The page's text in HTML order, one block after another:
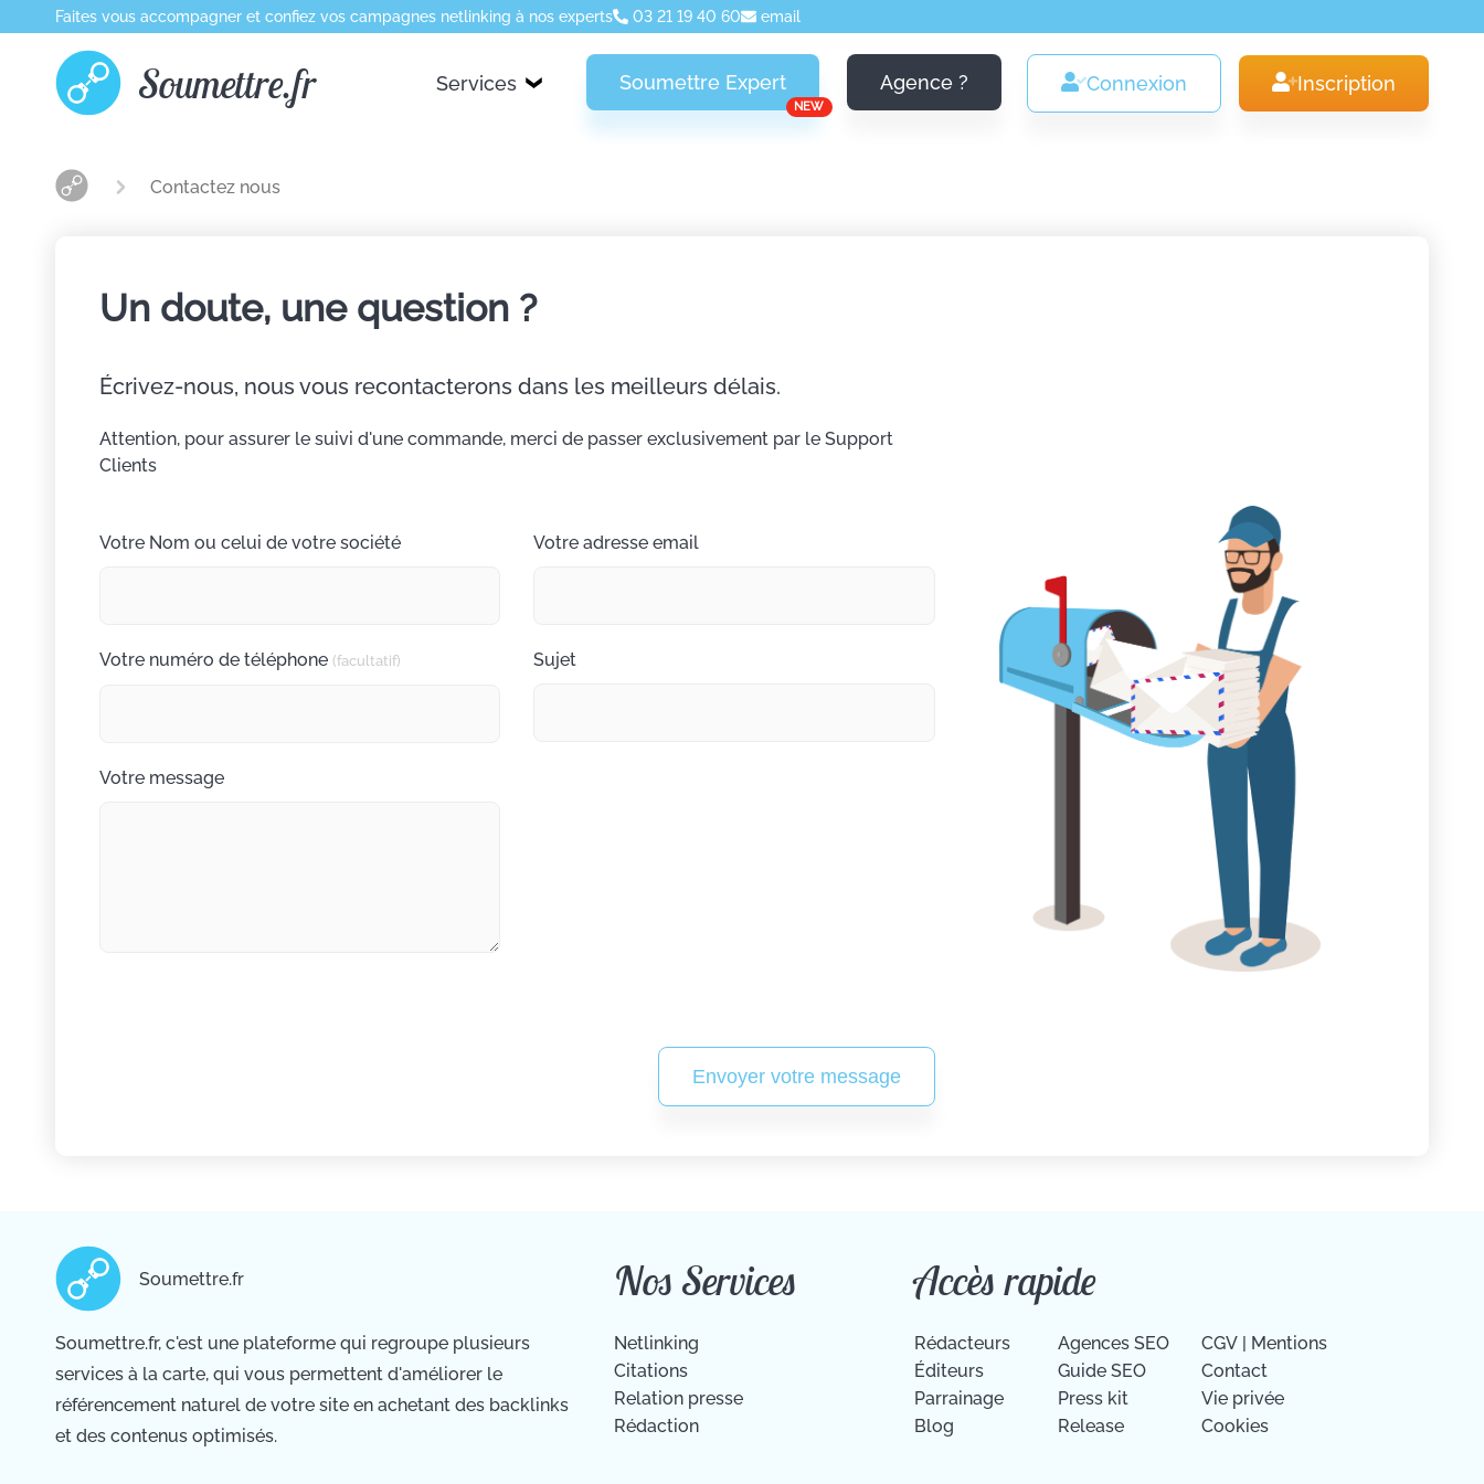
Faites vous accompagner et confiez vos campagnes netlinking à nos experts 03 21 19 40 60 email
Soumettre.fr Services Soumettre Expert
NEW
Agence ? Connexion Inscription
Contactez nous
Un doute, une question ?
Écrivez-nous, nous vous recontacterons dans les meilleurs délais.
Attention, pour assurer le suivi d'une commande, merci de passer exclusivement par le Support
Clients
Votre Nom ou celui de votre société Votre adresse email
Votre numéro de téléphone (facultatif) Sujet
Votre message
Envoyer votre message
Soumettre.fr
Soumettre.fr, c'est une plateforme qui regroupe plusieurs
services à la carte, qui vous permettent d'améliorer le
référencement naturel de votre site en achetant des backlinks
et des contenus optimisés.
Nos Services
Netlinking
Citations
Relation presse
Rédaction
Accès rapide
Rédacteurs
Éditeurs
Parrainage
Blog
Agences SEO
Guide SEO
Press kit
Release
CGV | Mentions
Contact
Vie privée
Cookies